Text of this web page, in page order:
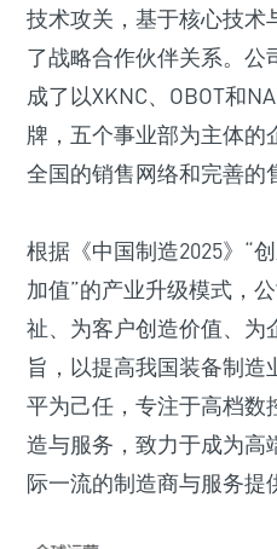
技术攻关，基于核心技术
了战略合作伙伴关系。公
成了以XKNC、OBOT和
牌，五个事业部为主体的
全国的销售网络和完善的
根据《中国制造2025》“
加值”的产业升级模式，
祉、为客户创造价值、为
旨，以提高我国装备制造
平为己任，专注于高档数
造与服务，致力于成为高
际一流的制造商与服务提